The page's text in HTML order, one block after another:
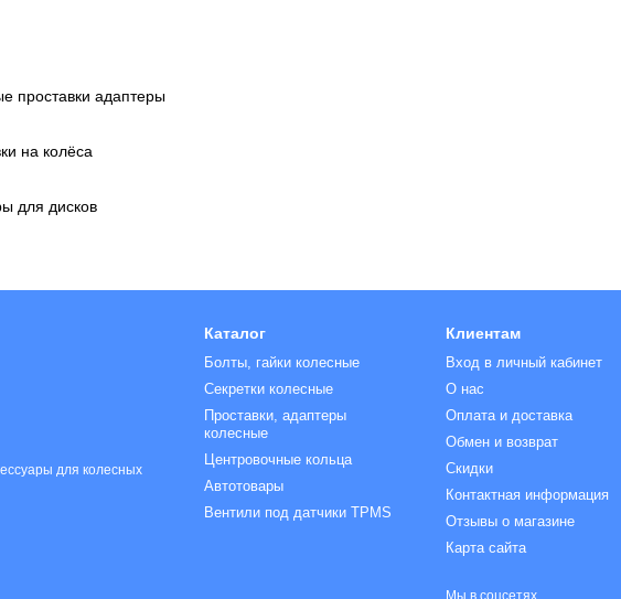
проставки адаптеры
на колёса
для дисков
для колесных
Каталог
Болты, гайки колесные
Секретки колесные
Проставки, адаптеры
колесные
Центровочные кольца
Автотовары
Вентили под датчики TPMS
Клиентам
Вход в личный кабинет
О нас
Оплата и доставка
Обмен и возврат
Скидки
Контактная информация
Отзывы о магазине
Карта сайта
Мы в соцсетях